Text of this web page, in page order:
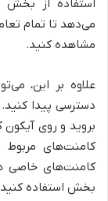
استفاده از
می‌دهد تا تمام
مشاهده کنید.
علاوه بر این،
دسترسی پیدا
بروید و روی
کامنت‌های
کامنت‌های خاصی
بخش استفاده